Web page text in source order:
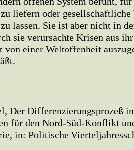
liefern oder gesellschaftliche
lassen. Sie ist aber nicht in
sie verursachte Krisen aus
von einer Weltoffenheit
Der Differenzierungsprozeß
für den Nord-Süd-Konflikt
in: Politische